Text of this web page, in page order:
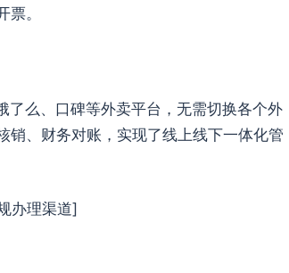
。
么、口碑等外卖平台，无需切换各个外
销、财务对账，实现了线上线下一体化管
办理渠道]